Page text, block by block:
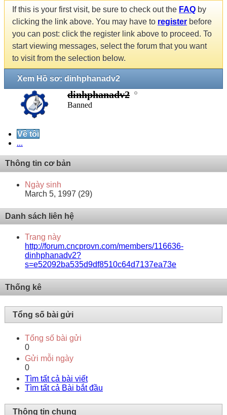
If this is your first visit, be sure to check out the FAQ by
clicking the link above. You may have to register before
you can post: click the register link above to proceed. To
start viewing messages, select the forum that you want
to visit from the selection below.
Xem Hồ sơ: dinhphanadv2
dinhphanadv2
Banned
Về tôi
...
Thông tin cơ bản
Ngày sinh
March 5, 1997 (29)
Danh sách liên hệ
Trang này
http://forum.cncprovn.com/members/116636-
dinhphanadv2?
s=e52092ba535d9df8510c64d7137ea73e
Thống kê
Tổng số bài gửi
Tổng số bài gửi
0
Gửi mỗi ngày
0
Tìm tất cả bài viết
Tìm tất cả Bài bắt đầu
Thông tin chung